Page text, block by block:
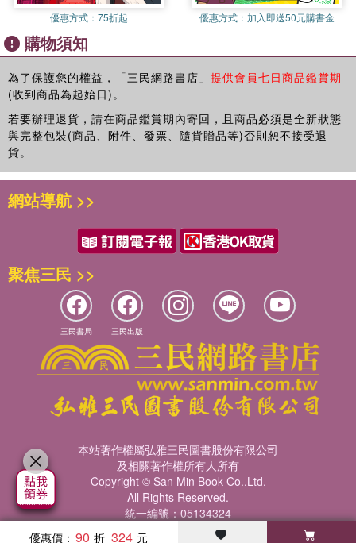
子學會騎腳踏車的紀念性日子想到孩子也會離開父母。在歡笑
中回神，因為太幸福而害怕失去，寫法像是在半凝固的蛋黃上
灑鹽，使煎蛋原有的甜蜜更美味；思路卻是在傷口上灑鹽，喚
醒一個原先不知道的傷口，將傷口轉換成被幸福安慰的理由。
想來令人戰慄。世上有悲哀無法觸及的悲哀，它藏在無敵的鎧
甲下，只有歡樂能夠彈奏那根弦。歡樂的滲透是可畏的。
詩中寫下少年的成熟：父親自願犧牲原有的生活方式，樂於被
改變、付出，因為孩子給他極大的快樂。通過孩童的眼睛觀
看，世界充滿驚奇，變化萬千，「看見雜耍藝人把玻璃杯幾口
上的波光粼粼 又目瞪口呆了」。成年人窮盡資源追求海膽白子
個目瞪口呆。然而孩子腳前展開的一切都可以讓他口瞪口呆，
驚奇是精神富裕，成年是千金散盡。做父親待在孩子身邊，是
千金散盡還復來，由儉入奢，心驚膽戰。害怕失去幸福，就是
學習適應幸福的恆在，離開攀附泳池邊緣，游進深水區。給幸
福勾起而寫下的每一筆悲哀，都在告別那樣的悲哀，望著它隨
風而去。佛洛姆《愛的藝術》比喻母親對孩子的起居照顧是
奶，對孩子的喜愛是蜜，讓孩子覺得活著真好。奶幸而常有，
而蜜不常有。許多人早期只得到奶、未嘗過蜜，成年後不斷尋
求被愛，又不斷逃離愛他的人，試圖拉開安全距離。《跳浪》
揭露了，孩子成長的過程，其實也在供給父母奶和蜜。只有收
到的父母，能夠為讀者報導這種珍貴體驗。
如此底氣，給了生命堅韌的彈性。作為異議份子，過去生活永
遠在他方，只能一往無回地追尋理想鄉。而今遭遇現實打擊，
懂得下修門檻。〈詩的定義〉：「詩人不用 統一戰線 只要
? la quatri?me derri?re
世界沒有崩壞
擁抱
巴塞隆納之歌
Je peux m'asseoir?
鹽的告別
圖文不符
Ways of Seeing
戴耳機的女孩
惠安公園
東勢組曲
〔平生魂〕
暴雨中的爵士
錯的歌
絕望之歌
台北藍調
劣馬
桃花辭
撿剩下的貝殼？
姊姊也留了一個問題給我：
那些無法回答的問題
2021.7.13
兒童天地
我和你媽都太累了，不想收拾
反正明晚你就要從阿嬤家回來
桌上有殘餘的零食
沙發上有汽車、畫本和遙控器
野餐墊上有滿滿的樂高
還有像會自動增生的黏土叢林
但我還惦記著
今天你在班上講故事時
會不會（一定會）還是太急
講到狐狸跳進池塘時
忘了講旁邊驚起兩隻青蛙
你玩的輪胎會不會忘了滾回去
我和你媽都太累了
沒有人想再活一次同樣的人生
從頭學加法減法、黃燈紅燈、生離死別
努力專注在未來的考卷上
但是為了你，只為了你
優惠方式： 75折起 優惠方式： 加入即送50元購書金
購物須知
為了保護您的權益，「三民網路書店」 提供會員七日商品鑑賞期
(收到商品為起始日)。
若要辦理退貨，請在商品鑑賞期內寄回，且商品必須是全新狀態
與完整包裝(商品、附件、發票、隨貨贈品等)否則恕不接受退
貨。
優惠價： 90 324
網站導航 >>
聚焦三民 >>
三民書局 三民出版
本站著作權屬弘雅三民圖書股份有限公司
及相關著作權所有人所有
Copyright © San Min Book Co.,Ltd.
All Rights Reserved.
統一編號：05134324